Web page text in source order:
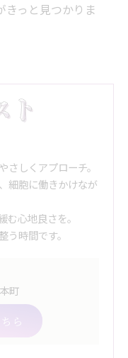
きっと見つかりま
しくアプローチ。
細胞に働きかけなが
心地良さを。
時間です。
町
ら